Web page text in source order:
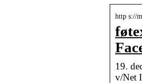
http s://
19.
v/Net